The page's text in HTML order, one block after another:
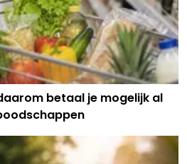
betaal je mogelijk al